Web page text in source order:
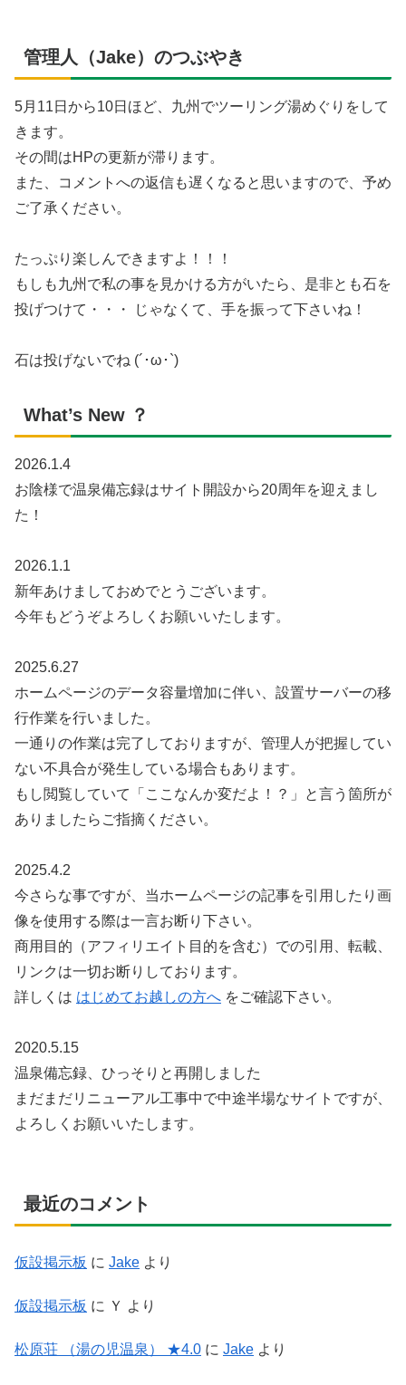
管理人（Jake）のつぶやき
5月11日から10日ほど、九州でツーリング湯めぐりをして
きます。
その間はHPの更新が滞ります。
また、コメントへの返信も遅くなると思いますので、予め
ご了承ください。
たっぷり楽しんできますよ！！！
もしも九州で私の事を見かける方がいたら、是非とも石を
投げつけて・・・ じゃなくて、手を振って下さいね！
石は投げないでね (´･ω･`)
What’s New ？
2026.1.4
お陰様で温泉備忘録はサイト開設から20周年を迎えまし
た！
2026.1.1
新年あけましておめでとうございます。
今年もどうぞよろしくお願いいたします。
2025.6.27
ホームページのデータ容量増加に伴い、設置サーバーの移
行作業を行いました。
一通りの作業は完了しておりますが、管理人が把握してい
ない不具合が発生している場合もあります。
もし閲覧していて「ここなんか変だよ！？」と言う箇所が
ありましたらご指摘ください。
2025.4.2
今さらな事ですが、当ホームページの記事を引用したり画
像を使用する際は一言お断り下さい。
商用目的（アフィリエイト目的を含む）での引用、転載、
リンクは一切お断りしております。
詳しくは はじめてお越しの方へ をご確認下さい。
2020.5.15
温泉備忘録、ひっそりと再開しました
まだまだリニューアル工事中で中途半場なサイトですが、
よろしくお願いいたします。
最近のコメント
仮設掲示板 に Jake より
仮設掲示板 に Ｙ より
松原荘 （湯の児温泉） ★4.0 に Jake より